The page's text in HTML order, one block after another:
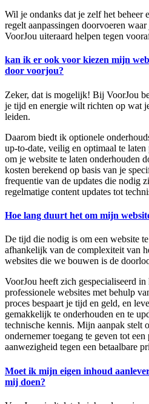
Wil je ondanks dat je zelf het beheer
regelt aanpassingen doorvoeren
VoorJou uiteraard helpen tegen
kan ik er ook voor kiezen mijn
door voorjou?
Zeker, dat is mogelijk! Bij VoorJou
je tijd en energie wilt richten op wat
leiden.
Daarom biedt ik optionele
up-to-date, veilig en optimaal te
om je website te laten onderhouden
kosten berekend op basis van je
frequentie van de updates die nodig
regelmatige content updates tot
Hoe lang duurt het om mijn
De tijd die nodig is om een website
afhankelijk van de complexiteit van
websites die we bouwen is de
VoorJou heeft zich gespecialiseerd
professionele websites met behulp
proces bespaart je tijd en geld, en
gemakkelijk te onderhouden en te
technische kennis. Mijn aanpak stelt
ondernemer toegang te geven tot
aanwezigheid tegen een betaalbare
Moet ik mijn eigen inhoud
mij doen?